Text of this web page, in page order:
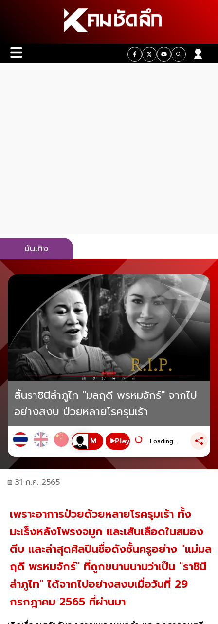
บันเทิง
สิ้นราชินีลำภูไท "มลฤดี พรหมจักร์" จากไป
อย่างสงบ ป่วยหลายโรครุมเร้า
Play Loading...
31 ก.ค. 2565
เพราะอาการป่วยด้วยหลายโรครุมเร้า ทั้ง
มะเร็งหลังโพรงจมูก และเส้นเลือดในสมอง
ตีบ และล่าสุดศิลปินชื่อดังชั้นครูอย่าง "แม่มล
ฤดี พรหมจักร์" ที่ถูกขนานนามว่าเป็น "ราชินี
ลำภูไท" ได้จากไปอย่างสงบเมื่อวันที่ 29
กรกฎาคม 2565 ที่ผ่านมา